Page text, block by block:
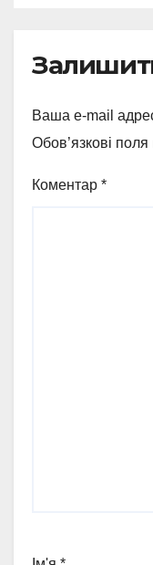
Ваша e-mail
Обов’язкові поля
Коментар *